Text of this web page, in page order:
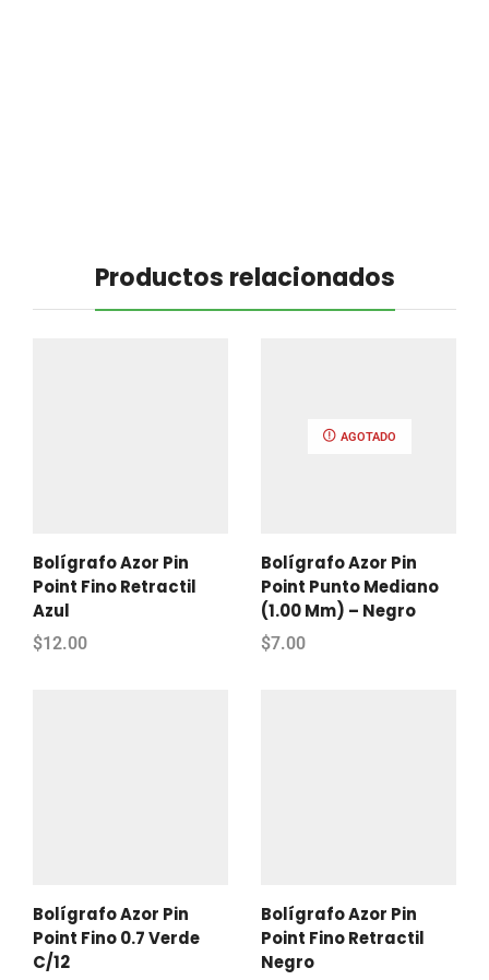
Productos relacionados
Bolígrafo Azor Pin
Point Fino Retractil
Azul
$12.00
AGOTADO
Bolígrafo Azor Pin
Point Punto Mediano
(1.00 Mm) – Negro
$7.00
Bolígrafo Azor Pin
Point Fino 0.7 Verde
C/12
Bolígrafo Azor Pin
Point Fino Retractil
Negro